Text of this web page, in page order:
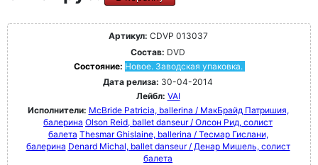
Артикул: CDVP 013037
Состав: DVD
Состояние: Новое. Заводская упаковка.
Дата релиза: 30-04-2014
Лейбл: VAI
Исполнители: McBride Patricia, ballerina / МакБрайд Патришия,
балерина Olson Reid, ballet danseur / Олсон Рид, солист
балета Thesmar Ghislaine, ballerina / Тесмар Гислани,
балерина Denard Michal, ballet danseur / Денар Мишель, солист
балета